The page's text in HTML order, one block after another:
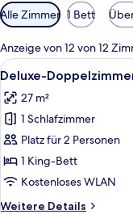
Verfügbare
Filter
für
Zimmer
Alle Zimmer 1 Bett
Anzeige von 12 von 12
Alle
Fotos
für
Deluxe-
Doppelzimmer
anzeigen
15
Deluxe-
27 m²
1 Schlafzimmer
Platz für 2 Personen
1 King-Bett
Kostenloses WLAN
Weitere Details
Weitere